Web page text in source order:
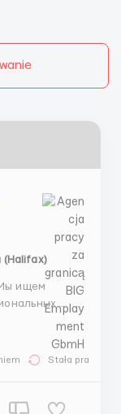
(Halifax)
опыт для
Stała praca